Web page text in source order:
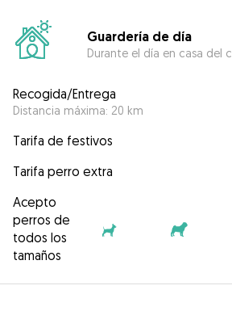
Guardería de día
Durante el día en casa del
Recogida/Entrega
Distancia máxima: 20 km
Tarifa de festivos
Tarifa perro extra
Acepto
perros de
todos los
tamaños